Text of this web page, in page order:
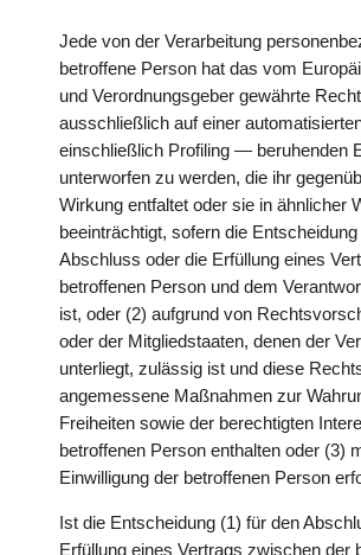
Jede von der Verarbeitung
betroffene Person hat das vom
und Verordnungsgeber gewährte
ausschließlich auf einer
einschließlich Profiling — beruhenden
unterworfen zu werden, die ihr
Wirkung entfaltet oder sie in ähnlicher
beeinträchtigt, sofern die
Abschluss oder die Erfüllung eines
betroffenen Person und dem
ist, oder (2) aufgrund von
oder der Mitgliedstaaten, denen der
unterliegt, zulässig ist und diese
angemessene Maßnahmen zur
Freiheiten sowie der berechtigten
betroffenen Person enthalten oder (3)
Einwilligung der betroffenen Person
Ist die Entscheidung (1) für den
Erfüllung eines Vertrags zwischen der